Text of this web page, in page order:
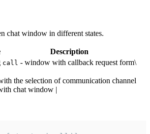
chat window in different states.
Description
call - window with callback request form\
the selection of communication channel
chat window |